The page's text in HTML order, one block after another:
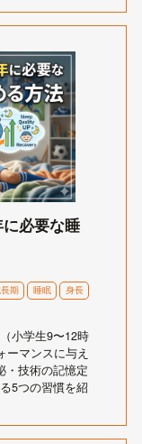
に必要な睡
期 睡眠 身長
小学生9〜12時
ーマンスに与え
・技術の記憶定
5つの習慣を紹